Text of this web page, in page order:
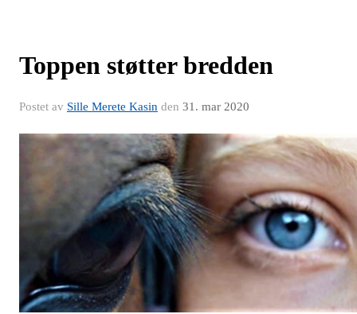
Toppen støtter bredden
Postet av Sille Merete Kasin den 31. mar 2020